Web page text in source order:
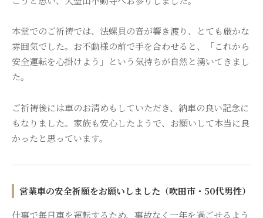
本堂でのご祈祷では、法螺貝の音が響き渡り、とても厳かな
雰囲気でした。お不動様の前で手を合わせると、「これから
安全運転を心掛けよう」という気持ちが自然と湧いてきまし
た。
ご祈祷後には車のお清めもしていただき、納車の良い記念に
もなりました。家族も安心したようで、お願いして本当に良
かったと思っています。
営業車の安全祈願をお願いしました（吹田市・50代男性）
仕事で毎日車を運転するため、事故なく一年を過ごせるよう